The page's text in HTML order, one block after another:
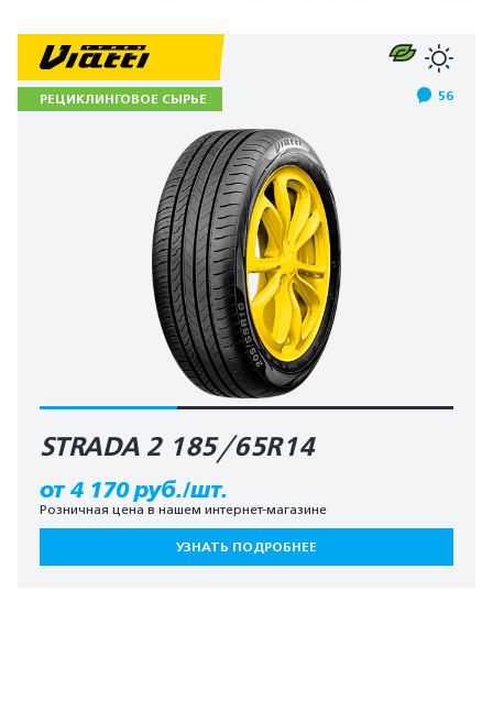
РЕЦИКЛИНГОВОЕ СЫРЬЕ 56
STRADA 2 185/65R14
от 4 170 руб./шт.
Розничная цена в нашем интернет-магазине
УЗНАТЬ ПОДРОБНЕЕ